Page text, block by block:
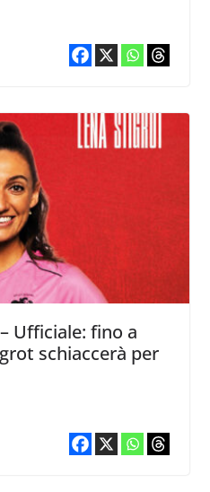
Ufficiale: fino a
schiaccerà per